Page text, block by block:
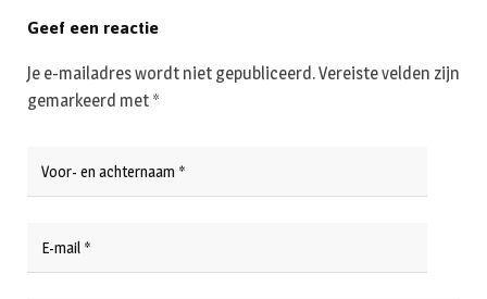
Geef een reactie
Je e-mailadres wordt niet gepubliceerd.Vereiste velden zijn
gemarkeerd met *